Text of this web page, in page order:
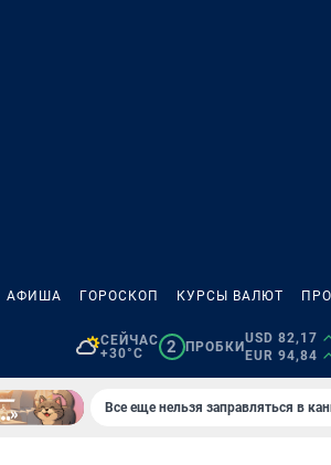
АФИША ГОРОСКОП КУРСЫ ВАЛЮТ
СЕЙЧАС
+30°C
2 ПРОБКИ
USD 82,17
EUR 94,84
Все еще нельзя заправляться в